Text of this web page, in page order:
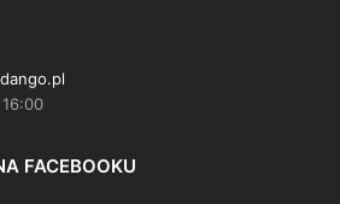
FACEBOOKU